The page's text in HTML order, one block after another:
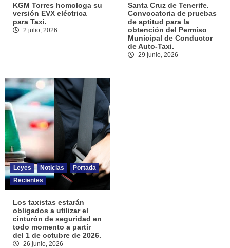
KGM Torres homologa su
versión EVX eléctrica
para Taxi.
2 julio, 2026
Santa Cruz de Tenerife.
Convocatoria de pruebas
de aptitud para la
obtención del Permiso
Municipal de Conductor
de Auto-Taxi.
29 junio, 2026
Leyes Noticias
Portada
Recientes
Los taxistas estarán
obligados a utilizar el
cinturón de seguridad en
todo momento a partir
del 1 de octubre de 2026.
26 junio, 2026